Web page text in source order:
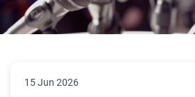
15 Jun 2026